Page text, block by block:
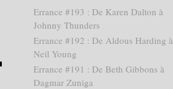
Errance #193 : De Karen Dalton à
Johnny Thunders
Errance #192 : De Aldous Harding à
Neil Young
Errance #191 : De Beth Gibbons à
Dagmar Zuniga